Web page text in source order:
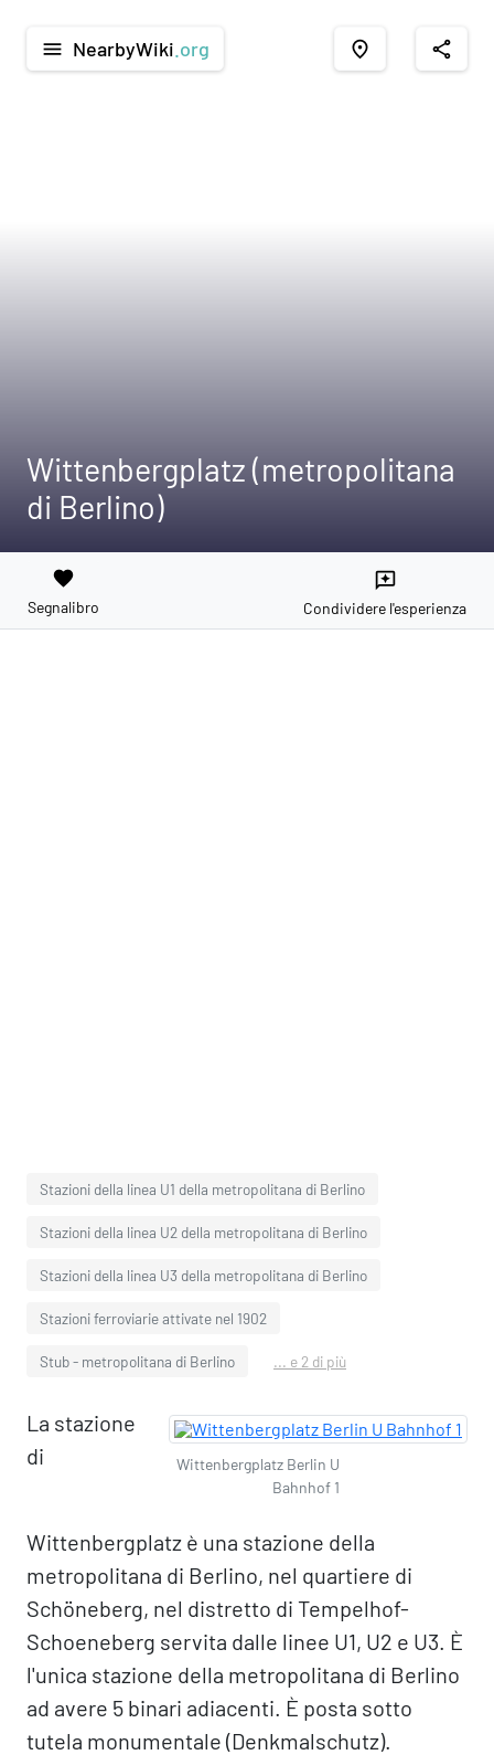
menu NearbyWiki .org place share
Wittenbergplatz (metropolitana
di Berlino)
favorite
Segnalibro
reviews
Condividere l'esperienza
Stazioni della linea U1 della metropolitana di Berlino
Stazioni della linea U2 della metropolitana di Berlino
Stazioni della linea U3 della metropolitana di Berlino
Stazioni ferroviarie attivate nel 1902
Stub - metropolitana di Berlino ... e 2 di più
Wittenbergplatz Berlin U
Bahnhof 1
La stazione
di
Wittenbergplatz è una stazione della
metropolitana di Berlino, nel quartiere di
Schöneberg, nel distretto di Tempelhof-
Schoeneberg servita dalle linee U1, U2 e U3. È
l'unica stazione della metropolitana di Berlino
ad avere 5 binari adiacenti. È posta sotto
tutela monumentale (Denkmalschutz).